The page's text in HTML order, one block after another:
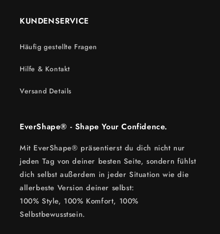
KUNDENSERVICE
Häufig gestellte Fragen
Hilfe & Kontakt
Versand Details
EverShape®️ - Shape Your Confidence.
Mit EverShape®️ präsentierst du dich nicht nur
jeden Tag von deiner besten Seite, sondern fühlst
dich selbst außerdem in jeder Situation wie die
allerbeste Version deiner selbst:
100% Style, 100% Komfort, 100%
Selbstbewusstsein.